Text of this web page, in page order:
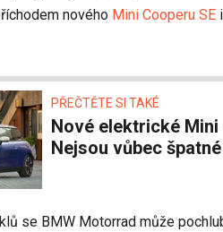
nového Mini Cooperu SE
PŘEČTĚTE SI TAKÉ
Nové elektrické Mini dostalo české ceny.
Nejsou vůbec špatné
se BMW Motorrad může